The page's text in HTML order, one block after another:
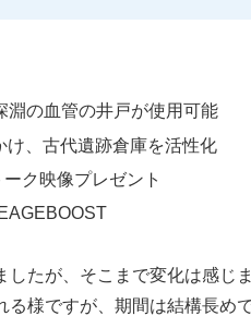
淵の血管の井戸が使用可能
け、古代遺跡倉庫を活性化
ク映像プレゼント
たが、そこまで変化は感じま
様ですが、期間は結構長めで